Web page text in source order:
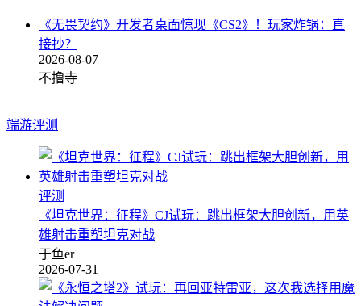
《无畏契约》开发者桌面惊现《CS2》！玩家炸锅：直
接抄？
2026-08-07
不撸寺
端游评测
评测
《坦克世界：征程》CJ试玩：跳出框架大胆创新，用英
雄射击重塑坦克对战
于鱼er
2026-07-31